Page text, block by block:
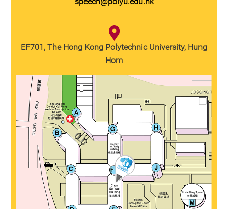
EF701, The Hong Kong Polytechnic University, Hung
Hom